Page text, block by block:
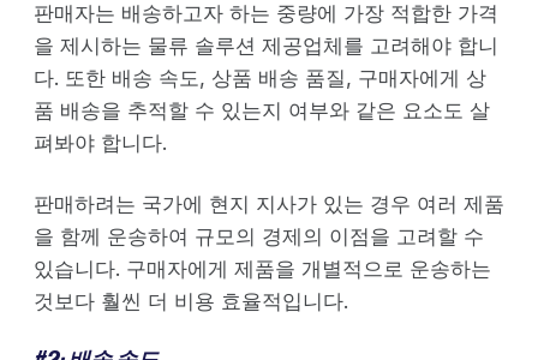
판매자는 배송하고자 하는 중량에 가장 적합한 가격
을 제시하는 물류 솔루션 제공업체를 고려해야 합니
다. 또한 배송 속도, 상품 배송 품질, 구매자에게 상
품 배송을 추적할 수 있는지 여부와 같은 요소도 살
펴봐야 합니다.
판매하려는 국가에 현지 지사가 있는 경우 여러 제품
을 함께 운송하여 규모의 경제의 이점을 고려할 수
있습니다. 구매자에게 제품을 개별적으로 운송하는
것보다 훨씬 더 비용 효율적입니다.